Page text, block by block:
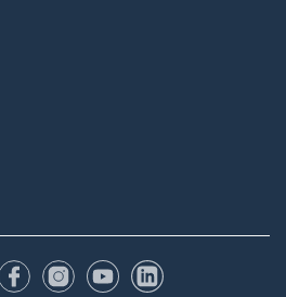
FacebookuInstagrame
YouTubeLinkedIn